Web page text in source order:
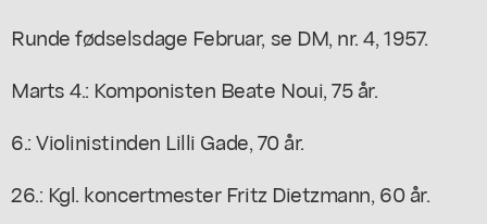
Runde fødselsdage Februar, se DM, nr. 4, 1957.
Marts 4.: Komponisten Beate Noui, 75 år.
6.: Violinistinden Lilli Gade, 70 år.
26.: Kgl. koncertmester Fritz Dietzmann, 60 år.